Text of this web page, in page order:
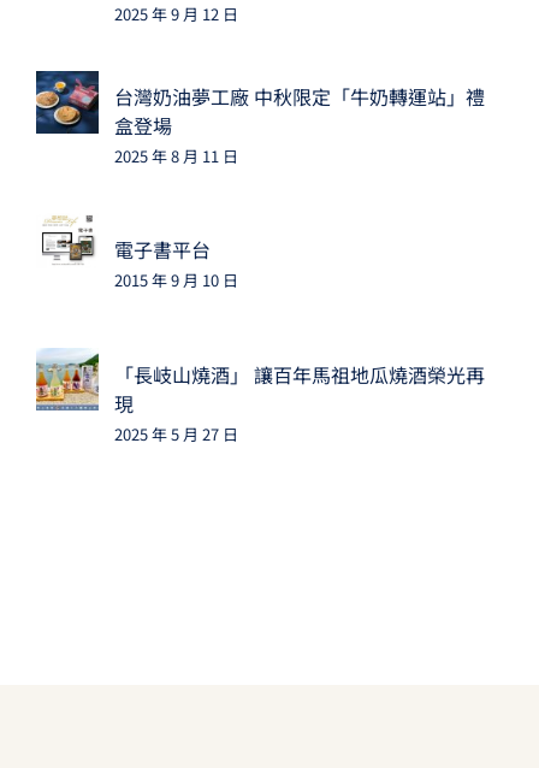
2025 年 9 月 12 日
台灣奶油夢工廠 中秋限定「牛奶轉運站」禮
盒登場
2025 年 8 月 11 日
電子書平台
2015 年 9 月 10 日
「長岐山燒酒」 讓百年馬祖地瓜燒酒榮光再
現
2025 年 5 月 27 日